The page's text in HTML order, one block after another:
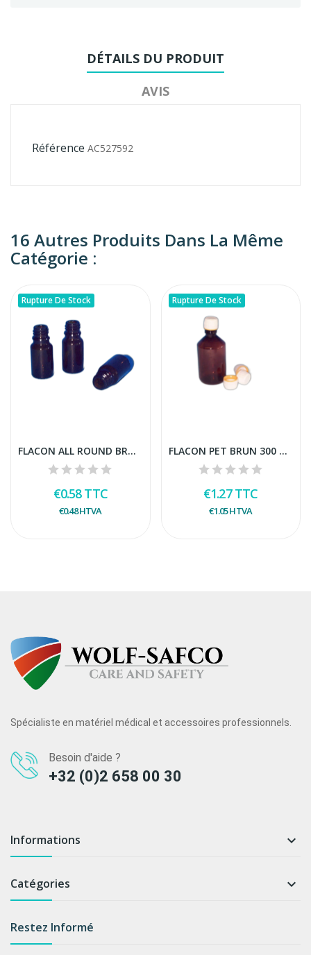
DÉTAILS DU PRODUIT
AVIS
Référence AC527592
16 Autres Produits Dans La Même
Catégorie :
Rupture De Stock
FLACON ALL ROUND BRUN 5 ML
€0.58TTC
€0.48HTVA
Rupture De Stock
FLACON PET BRUN 300 ML + CAPS ASTRA
€1.27TTC
€1.05HTVA
Spécialiste en matériel médical et accessoires professionnels.
Besoin d'aide ?
+32 (0)2 658 00 30
Informations 
Catégories 
Restez Informé